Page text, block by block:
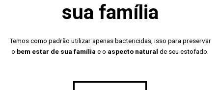
sua família
Temos como padrão utilizar apenas bactericidas, isso para preservar
o bem estar de sua família e o aspecto natural de seu estofado.